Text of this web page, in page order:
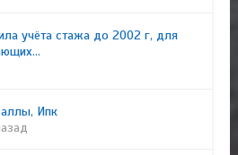
учёта стажа до 2002 г, для
Ипк